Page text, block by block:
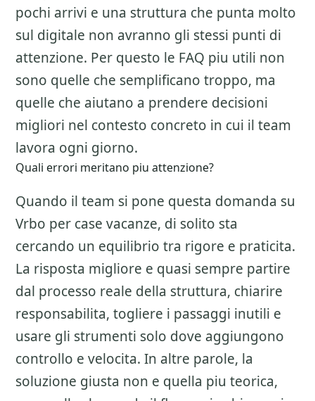
pochi arrivi e una struttura che punta molto
sul digitale non avranno gli stessi punti di
attenzione. Per questo le FAQ piu utili non
sono quelle che semplificano troppo, ma
quelle che aiutano a prendere decisioni
migliori nel contesto concreto in cui il team
lavora ogni giorno.
Quali errori meritano piu attenzione?
Quando il team si pone questa domanda su
Vrbo per case vacanze, di solito sta
cercando un equilibrio tra rigore e praticita.
La risposta migliore e quasi sempre partire
dal processo reale della struttura, chiarire
responsabilita, togliere i passaggi inutili e
usare gli strumenti solo dove aggiungono
controllo e velocita. In altre parole, la
soluzione giusta non e quella piu teorica,